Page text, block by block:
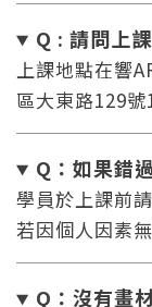
Q : 請問上
上課地點在響
區大東路129號
Q：如果錯
學員於上課前
若因個人因素
Q：沒有畫